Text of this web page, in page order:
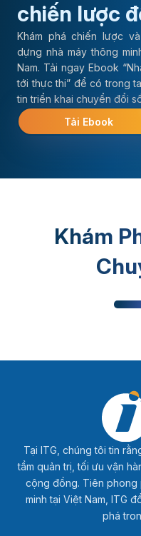
chiến lược
Khám phá chiến lược
dựng nhà máy thông
Nam. Tải ngay Ebook
tới thực thi” để có trong
tin triển khai chuyển đổi
Tải Ebook
Khám
Phần mềm MES
Tại ITG, chúng tôi tin
tầm quản trị, tối ưu vận
cộng đồng. Tiên phong
minh tại Việt Nam, ITG
phá